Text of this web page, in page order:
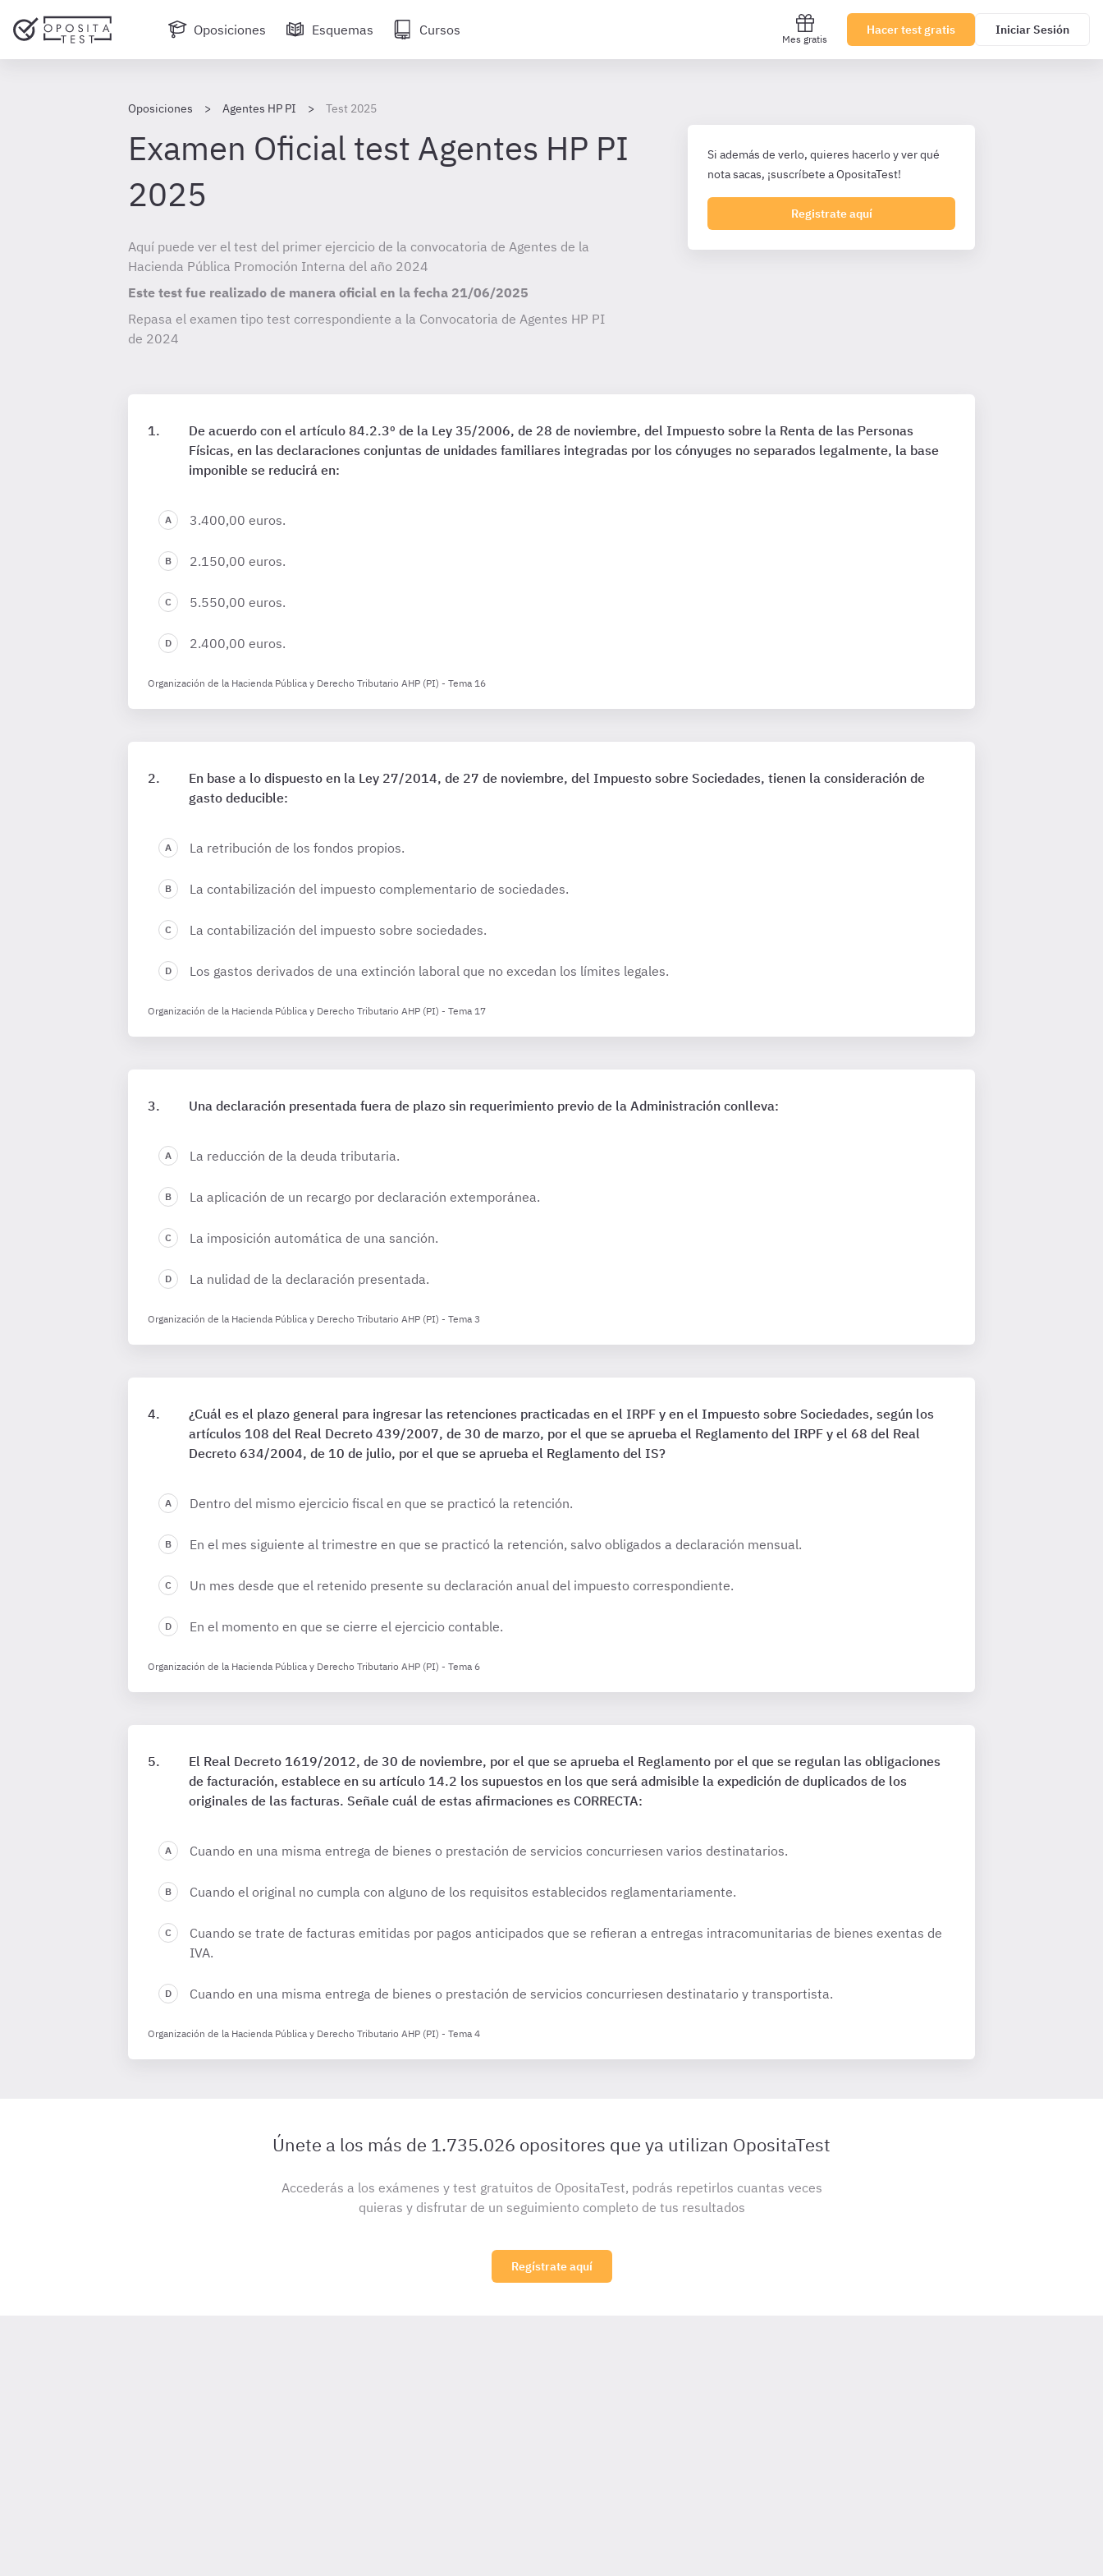
Oposiciones Esquemas Cursos
Mes gratis
Hacer test gratis Iniciar Sesión
Oposiciones Agentes HP PI Test 2025
Examen Oficial test Agentes HP PI
2025
Aquí puede ver el test del primer ejercicio de la convocatoria de Agentes de la
Hacienda Pública Promoción Interna del año 2024
Este test fue realizado de manera oficial en la fecha 21/06/2025
Repasa el examen tipo test correspondiente a la Convocatoria de Agentes HP PI
de 2024
Si además de verlo, quieres hacerlo y ver qué
nota sacas, ¡suscríbete a OpositaTest!
Registrate aquí
De acuerdo con el artículo 84.2.3º de la Ley 35/2006, de 28 de noviembre, del Impuesto sobre la Renta de las Personas
Físicas, en las declaraciones conjuntas de unidades familiares integradas por los cónyuges no separados legalmente, la base
imponible se reducirá en:
3.400,00 euros.
2.150,00 euros.
5.550,00 euros.
2.400,00 euros.
Organización de la Hacienda Pública y Derecho Tributario AHP (PI) - Tema 16
En base a lo dispuesto en la Ley 27/2014, de 27 de noviembre, del Impuesto sobre Sociedades, tienen la consideración de
gasto deducible:
La retribución de los fondos propios.
La contabilización del impuesto complementario de sociedades.
La contabilización del impuesto sobre sociedades.
Los gastos derivados de una extinción laboral que no excedan los límites legales.
Organización de la Hacienda Pública y Derecho Tributario AHP (PI) - Tema 17
Una declaración presentada fuera de plazo sin requerimiento previo de la Administración conlleva:
La reducción de la deuda tributaria.
La aplicación de un recargo por declaración extemporánea.
La imposición automática de una sanción.
La nulidad de la declaración presentada.
Organización de la Hacienda Pública y Derecho Tributario AHP (PI) - Tema 3
¿Cuál es el plazo general para ingresar las retenciones practicadas en el IRPF y en el Impuesto sobre Sociedades, según los
artículos 108 del Real Decreto 439/2007, de 30 de marzo, por el que se aprueba el Reglamento del IRPF y el 68 del Real
Decreto 634/2004, de 10 de julio, por el que se aprueba el Reglamento del IS?
Dentro del mismo ejercicio fiscal en que se practicó la retención.
En el mes siguiente al trimestre en que se practicó la retención, salvo obligados a declaración mensual.
Un mes desde que el retenido presente su declaración anual del impuesto correspondiente.
En el momento en que se cierre el ejercicio contable.
Organización de la Hacienda Pública y Derecho Tributario AHP (PI) - Tema 6
El Real Decreto 1619/2012, de 30 de noviembre, por el que se aprueba el Reglamento por el que se regulan las obligaciones
de facturación, establece en su artículo 14.2 los supuestos en los que será admisible la expedición de duplicados de los
originales de las facturas. Señale cuál de estas afirmaciones es CORRECTA:
Cuando en una misma entrega de bienes o prestación de servicios concurriesen varios destinatarios.
Cuando el original no cumpla con alguno de los requisitos establecidos reglamentariamente.
Cuando se trate de facturas emitidas por pagos anticipados que se refieran a entregas intracomunitarias de bienes exentas de
IVA.
Cuando en una misma entrega de bienes o prestación de servicios concurriesen destinatario y transportista.
Organización de la Hacienda Pública y Derecho Tributario AHP (PI) - Tema 4
Únete a los más de 1.735.026 opositores que ya utilizan OpositaTest
Accederás a los exámenes y test gratuitos de OpositaTest, podrás repetirlos cuantas veces
quieras y disfrutar de un seguimiento completo de tus resultados
Regístrate aquí